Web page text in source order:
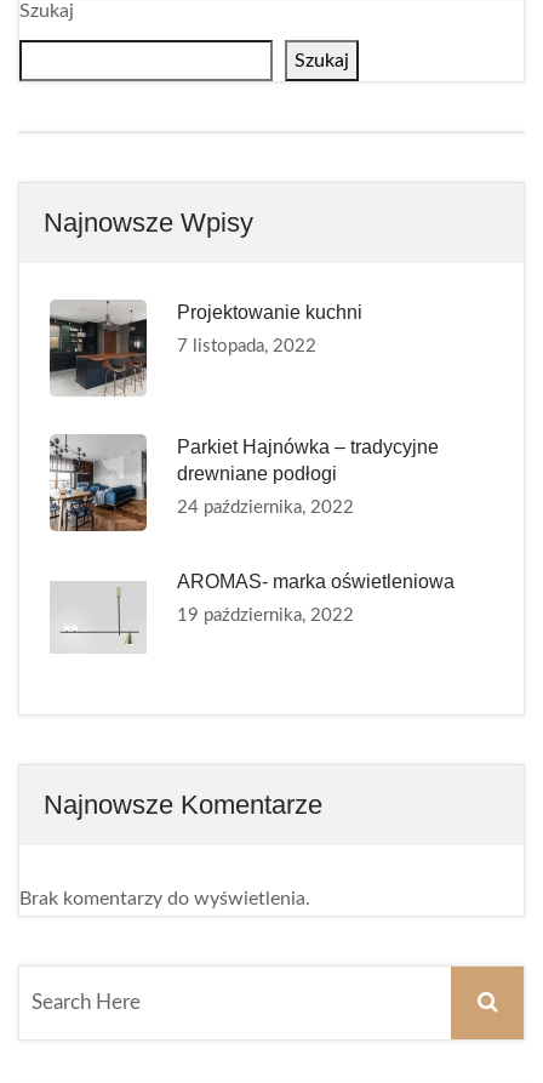
Szukaj
Szukaj
Najnowsze Wpisy
Projektowanie kuchni
7 listopada, 2022
Parkiet Hajnówka – tradycyjne
drewniane podłogi
24 października, 2022
AROMAS- marka oświetleniowa
19 października, 2022
Najnowsze Komentarze
Brak komentarzy do wyświetlenia.